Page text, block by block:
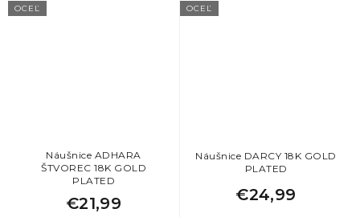
OCEĽ
Náušnice ADHARA
ŠTVOREC 18K GOLD
PLATED
€21,99
OCEĽ
Náušnice DARCY 18K GOLD
PLATED
€24,99